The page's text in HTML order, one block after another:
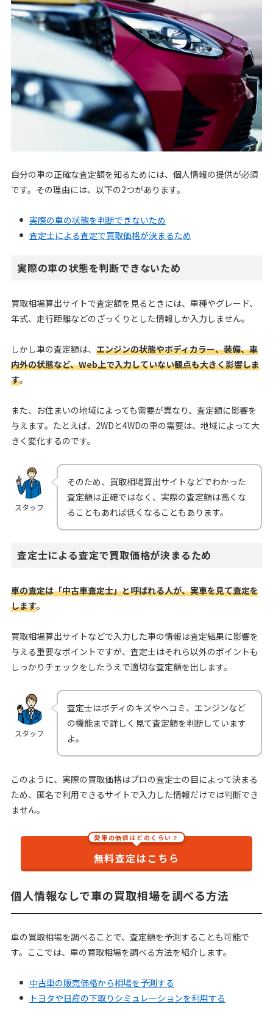
自分の車の正確な査定額を知るためには、個人情報の提供が必須
です。その理由には、以下の2つがあります。
実際の車の状態を判断できないため
査定士による査定で買取価格が決まるため
実際の車の状態を判断できないため
買取相場算出サイトで査定額を見るときには、車種やグレード、
年式、走行距離などのざっくりとした情報しか入力しません。
しかし車の査定額は、 エンジンの状態やボディカラー、装備、車
内外の状態など、Web上で入力していない観点も大きく影響しま
す。
また、お住まいの地域によっても需要が異なり、査定額に影響を
与えます。たとえば、2WDと4WDの車の需要は、地域によって大
きく変化するのです。
スタッフ
そのため、買取相場算出サイトなどでわかった
査定額は正確ではなく、実際の査定額は高くな
ることもあれば低くなることもあります。
査定士による査定で買取価格が決まるため
車の査定は「中古車査定士」と呼ばれる人が、実車を見て査定を
します。
買取相場算出サイトなどで入力した車の情報は査定結果に影響を
与える重要なポイントですが、査定士はそれら以外のポイントも
しっかりチェックをしたうえで適切な査定額を出します。
スタッフ
査定士はボディのキズやヘコミ、エンジンなど
の機能まで詳しく見て査定額を判断しています
よ。
このように、実際の買取価格はプロの査定士の目によって決まる
ため、匿名で利用できるサイトで入力した情報だけでは判断でき
ません。
愛車の価値はどのくらい？
無料査定はこちら
個人情報なしで車の買取相場を調べる方法
車の買取相場を調べることで、査定額を予測することも可能で
す。ここでは、車の買取相場を調べる方法を紹介します。
中古車の販売価格から相場を予測する
トヨタや日産の下取りシミュレーションを利用する